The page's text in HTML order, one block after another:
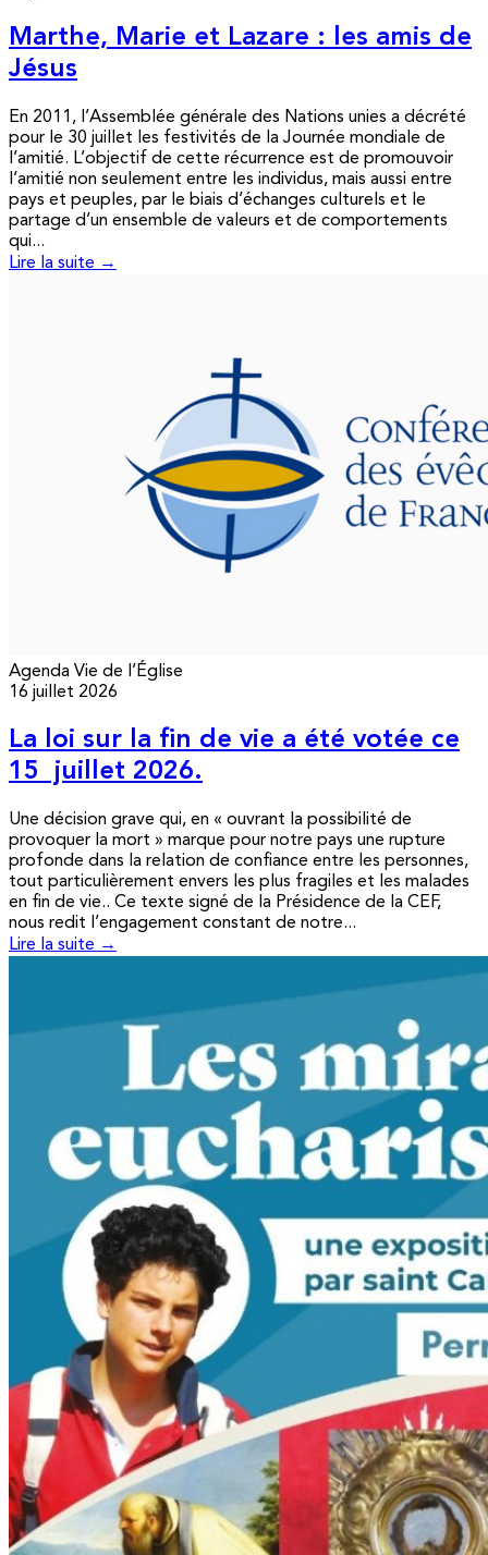
Marthe, Marie et Lazare : les amis de
Jésus
En 2011, l’Assemblée générale des Nations unies a décrété
pour le 30 juillet les festivités de la Journée mondiale de
l’amitié. L’objectif de cette récurrence est de promouvoir
l’amitié non seulement entre les individus, mais aussi entre
pays et peuples, par le biais d’échanges culturels et le
partage d’un ensemble de valeurs et de comportements
qui...
Lire la suite →
Agenda Vie de l’Église
16 juillet 2026
La loi sur la fin de vie a été votée ce
15 juillet 2026.
Une décision grave qui, en « ouvrant la possibilité de
provoquer la mort » marque pour notre pays une rupture
profonde dans la relation de confiance entre les personnes,
tout particulièrement envers les plus fragiles et les malades
en fin de vie.. Ce texte signé de la Présidence de la CEF,
nous redit l’engagement constant de notre...
Lire la suite →